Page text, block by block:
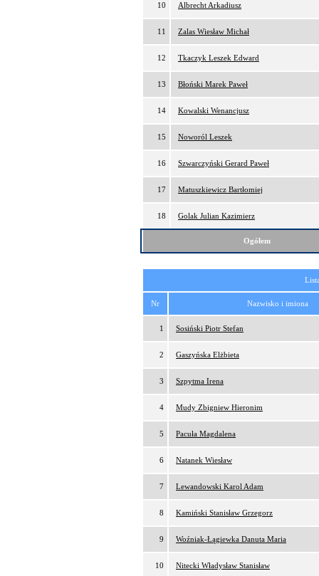
10 Albrecht Arkadiusz
11 Zalas Wiesław Michał
12 Tkaczyk Leszek Edward
13 Błoński Marek Paweł
14 Kowalski Wenancjusz
15 Noworól Leszek
16 Szwarczyński Gerard Paweł
17 Matuszkiewicz Bartłomiej
18 Golak Julian Kazimierz
Ogółem
Nr Nazwisko i imiona
1 Sosiński Piotr Stefan
2 Gaszyńska Elżbieta
3 Szpytma Irena
4 Mudy Zbigniew Hieronim
5 Pacuła Magdalena
6 Natanek Wiesław
7 Lewandowski Karol Adam
8 Kamiński Stanisław Grzegorz
9 Woźniak-Łągiewka Danuta Maria
10 Nitecki Władysław Stanisław